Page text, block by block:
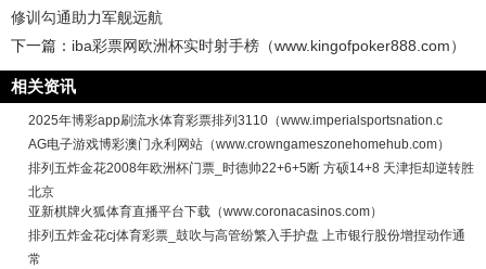
修训勾通助力军舰远航
下一篇： iba彩票网欧洲杯实时射手榜（www.kingofpoker888.com）
相关资讯
2025年博彩app刷流水体育彩票排列3110（www.imperialsportsnation.c
AG电子游戏博彩澳门永利网站（www.crowngameszonehomehub.com）
排列五炸金花2008年欧洲杯门票_时德帅22+6+5断 方硕14+8 天津拒却逆转胜
北京
亚新棋牌火狐体育直播平台下载（www.coronacasinos.com）
排列五炸金花cj体育彩票_鼓吹与高管纷繁入手护盘 上市银行股份增捏动作通
常